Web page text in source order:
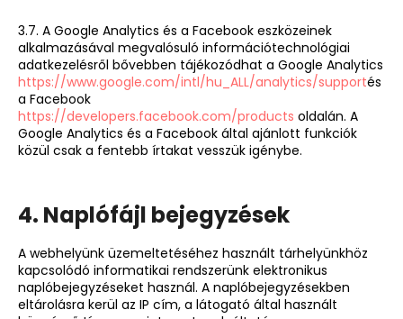
3.7. A Google Analytics és a Facebook eszközeinek
alkalmazásával megvalósuló információtechnológiai
adatkezelésről bővebben tájékozódhat a Google Analytics
https://www.google.com/intl/hu_ALL/analytics/supportés
a Facebook
https://developers.facebook.com/products oldalán. A
Google Analytics és a Facebook által ajánlott funkciók
közül csak a fentebb írtakat vesszük igénybe.
4. Naplófájl bejegyzések
A webhelyünk üzemeltetéséhez használt tárhelyünkhöz
kapcsolódó informatikai rendszerünk elektronikus
naplóbejegyzéseket használ. A naplóbejegyzésekben
eltárolásra kerül az IP cím, a látogató által használt